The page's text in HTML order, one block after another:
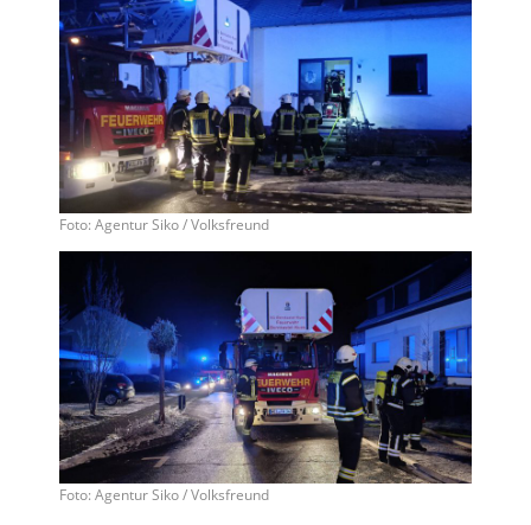
Foto: Agentur Siko / Volksfreund
Foto: Agentur Siko / Volksfreund